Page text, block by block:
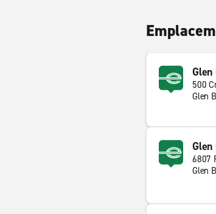
500
Glen
6807
Glen